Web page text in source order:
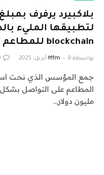
لتطبيقها المليء
blockchain للمطاعم
بواسطة fffm 8 أبريل، 2025
جمع المؤسس الذي نحت
مليون دولار…